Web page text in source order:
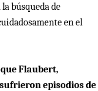
búsqueda de
en el
que Flaubert,
episodios de